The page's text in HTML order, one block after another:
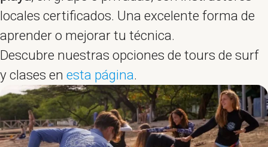
locales certificados. Una excelente forma de
aprender o mejorar tu técnica.
Descubre nuestras opciones de tours de surf
y clases en esta página.